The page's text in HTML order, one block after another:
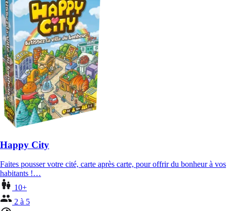
Happy City
Faites pousser votre cité, carte après carte, pour offrir du bonheur à vos
habitants !…
10+
2 à 5